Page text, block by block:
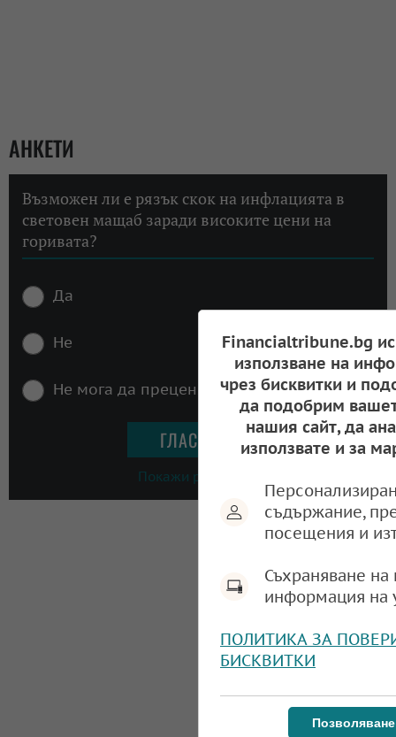
АНКЕТИ
Възможен ли е рязък скок на инфлацията в
световен мащаб заради високите цени на
горивата?
Да
Не
Не мога да преценя
Покажи резултати
Financialtribune.bg
използване на
чрез бисквитки и
да подобрим
нашия сайт, да
използвате и за
съдържание,
посещения и
Съхраняване
информация на
ПОЛИТИКА ЗА
БИСКВИТКИ